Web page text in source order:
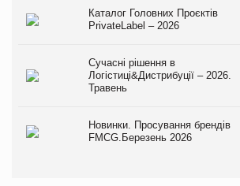
Каталог Головних Проєктів
PrivateLabel – 2026
Сучасні рішення в
Логістиці&Дистрибуції – 2026.
Травень
Новинки. Просування брендів
FMCG.Березень 2026